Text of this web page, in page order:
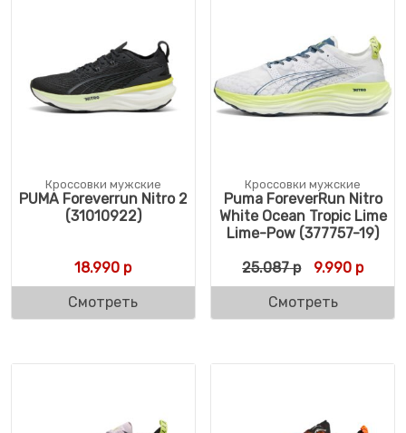
Кроссовки мужские
PUMA Foreverrun Nitro 2
(31010922)
18.990 р
Смотреть
Кроссовки мужские
Puma ForeverRun Nitro
White Ocean Tropic Lime
Lime-Pow (377757-19)
25.087р 9.990 р
Смотреть